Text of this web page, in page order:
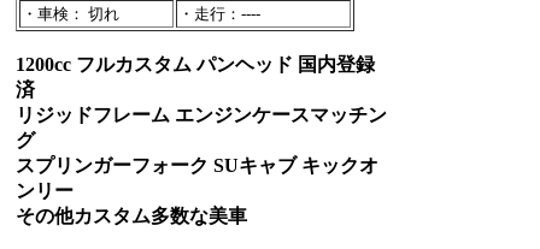
・車検： 切れ
・走行：----
1200cc フルカスタム パンヘッド 国内登録
済
リジッドフレーム エンジンケースマッチン
グ
スプリンガーフォーク SUキャブ キックオ
ンリー
その他カスタム多数な美車